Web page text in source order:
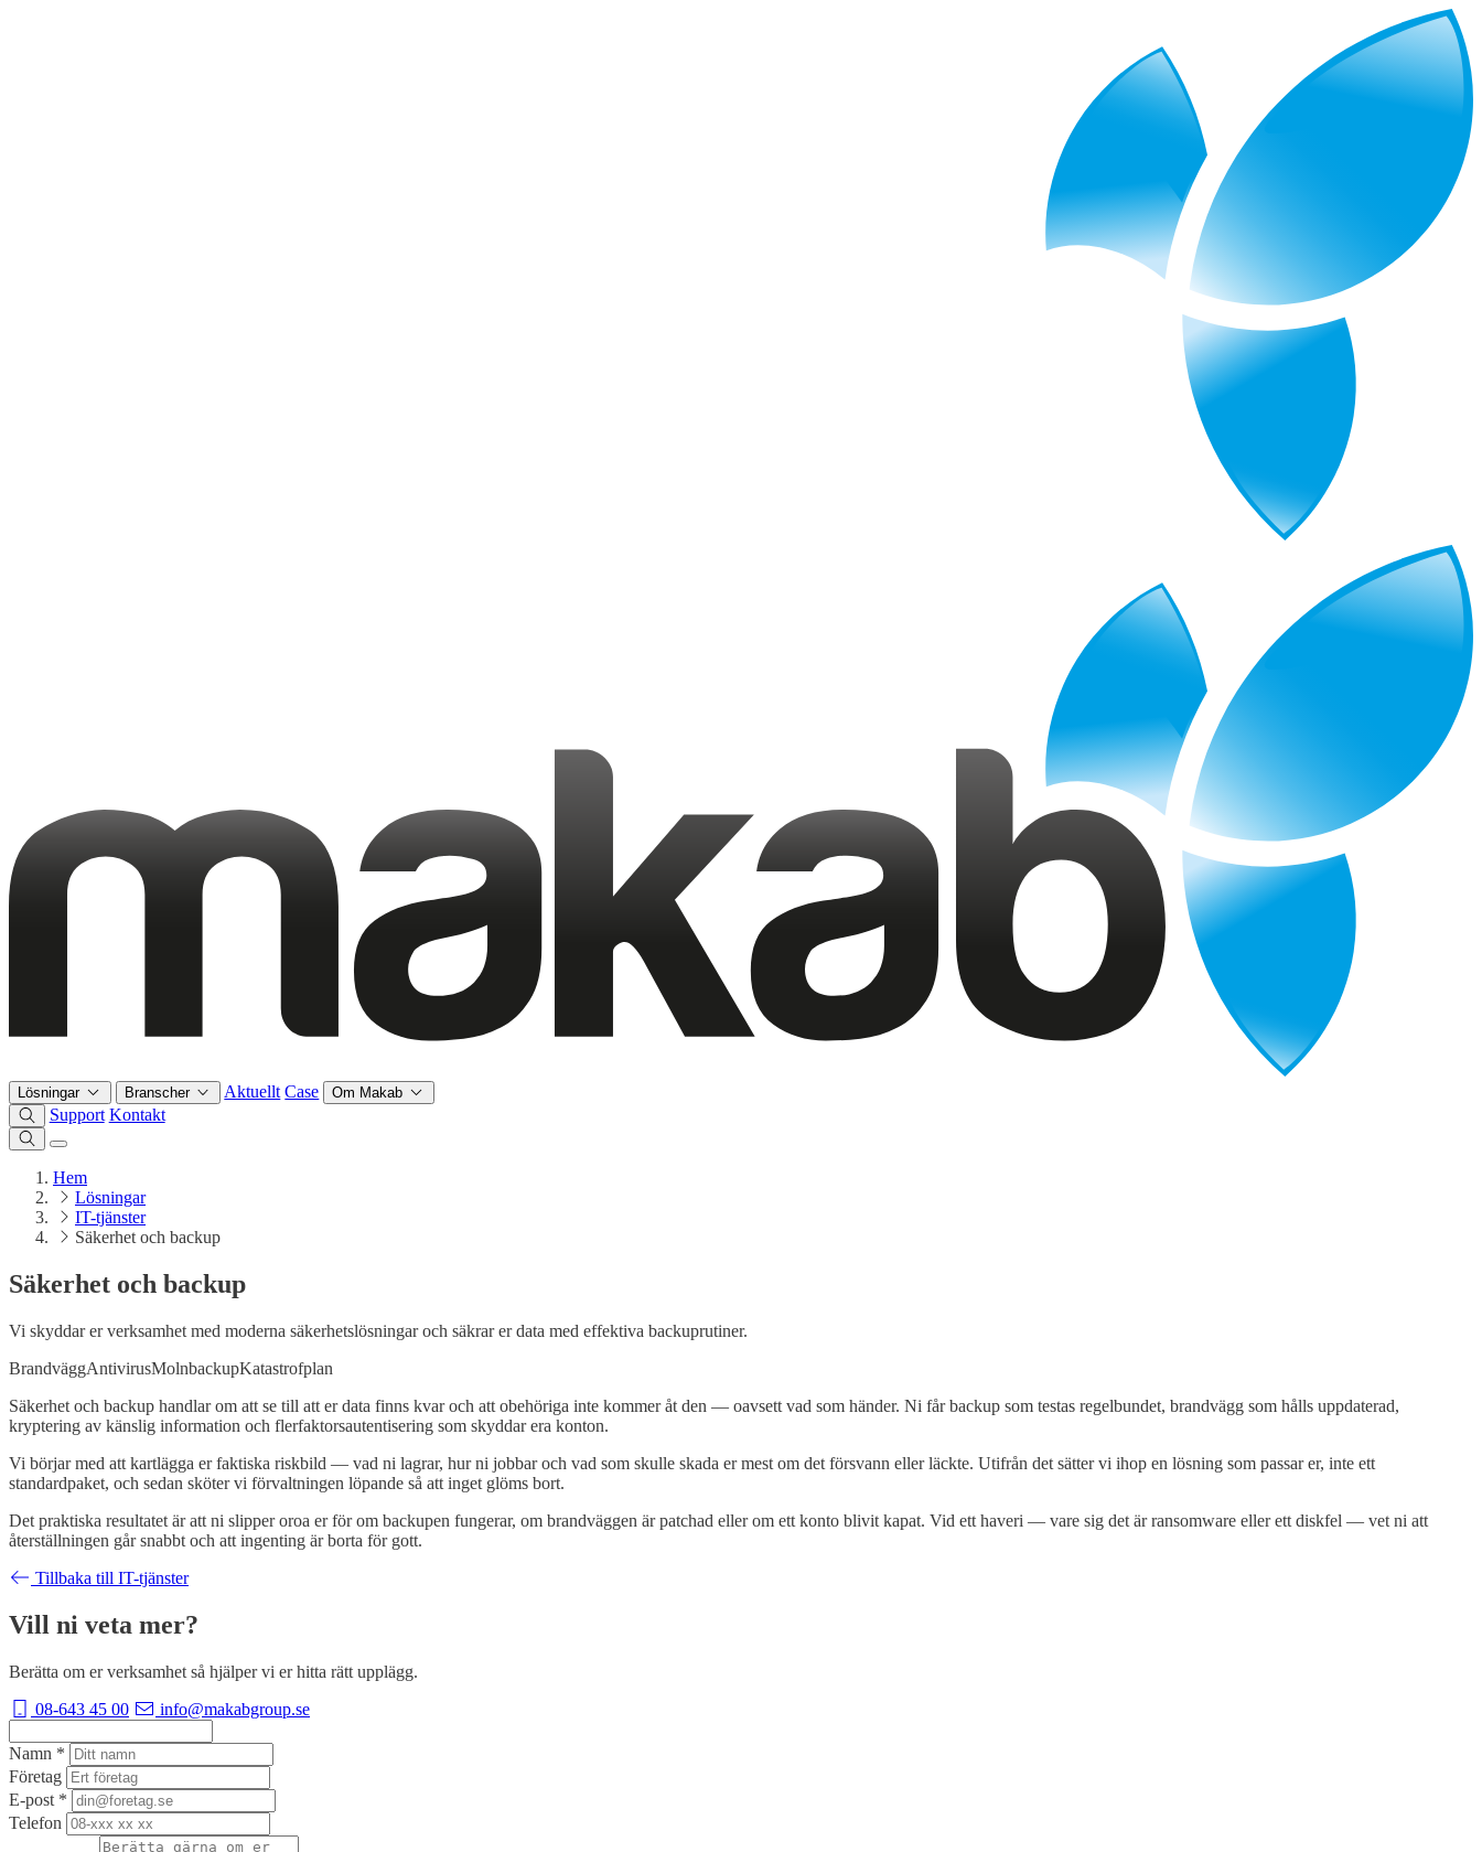
Lösningar Branscher Aktuellt Case Om Makab
Support Kontakt
Hem
Lösningar
IT-tjänster
Säkerhet och backup
Säkerhet och backup
Vi skyddar er verksamhet med moderna säkerhetslösningar och säkrar er data med effektiva backuprutiner.
BrandväggAntivirusMolnbackupKatastrofplan
Säkerhet och backup handlar om att se till att er data finns kvar och att obehöriga inte kommer åt den — oavsett vad som händer. Ni får backup som testas regelbundet, brandvägg som hålls uppdaterad,
kryptering av känslig information och flerfaktorsautentisering som skyddar era konton.
Vi börjar med att kartlägga er faktiska riskbild — vad ni lagrar, hur ni jobbar och vad som skulle skada er mest om det försvann eller läckte. Utifrån det sätter vi ihop en lösning som passar er, inte ett
standardpaket, och sedan sköter vi förvaltningen löpande så att inget glöms bort.
Det praktiska resultatet är att ni slipper oroa er för om backupen fungerar, om brandväggen är patchad eller om ett konto blivit kapat. Vid ett haveri — vare sig det är ransomware eller ett diskfel — vet ni att
återställningen går snabbt och att ingenting är borta för gott.
Tillbaka till IT-tjänster
Vill ni veta mer?
Berätta om er verksamhet så hjälper vi er hitta rätt upplägg.
08-643 45 00
info@makabgroup.se
Namn *
Företag
E-post *
Telefon